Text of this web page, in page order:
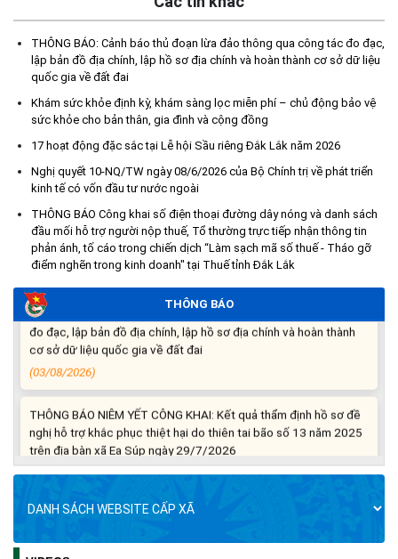
THÔNG BÁO: Cảnh báo thủ đoạn lừa đảo thông qua công tác đo đạc,
lập bản đồ địa chính, lập hồ sơ địa chính và hoàn thành cơ sở dữ liệu
quốc gia về đất đai
Khám sức khỏe định kỳ, khám sàng lọc miễn phí – chủ động bảo vệ
sức khỏe cho bản thân, gia đình và cộng đồng
17 hoạt động đặc sắc tại Lễ hội Sầu riêng Đắk Lắk năm 2026
Nghị quyết 10-NQ/TW ngày 08/6/2026 của Bộ Chính trị về phát triển
kinh tế có vốn đầu tư nước ngoài
THÔNG BÁO Công khai số điện thoại đường dây nóng và danh sách
đầu mối hỗ trợ người nộp thuế, Tổ thường trực tiếp nhận thông tin
phản ánh, tố cáo trong chiến dịch “Làm sạch mã số thuế - Tháo gỡ
điểm nghẽn trong kinh doanh" tại Thuế tỉnh Đắk Lắk
THÔNG BÁO
Kế hoạch Tổ chức lấy mẫu hài cốt liệt sĩ đối với các mộ chưa
xác định được thông tin trong nghĩa trang liệt sĩ trên địa bàn xã
Ea Súp để giám định AND
(06/08/2026)
Thông báo nghiêm cấm sử dụng đất với khu vực Quy hoạch
cấp đất sản xuất cho các hộ nghèo, cận nghèo thiếu đất sản
xuất trên địa bàn xã.
(06/08/2026)
THÔNG BÁO: Cảnh báo thủ đoạn lừa đảo thông qua công tác
đo đạc, lập bản đồ địa chính, lập hồ sơ địa chính và hoàn thành
cơ sở dữ liệu quốc gia về đất đai
(03/08/2026)
THÔNG BÁO NIÊM YẾT CÔNG KHAI: Kết quả thẩm định hồ sơ đề
nghị hỗ trợ khắc phục thiệt hại do thiên tai bão số 13 năm 2025
trên địa bàn xã Ea Súp ngày 29/7/2026
(31/07/2026)
THÔNG BÁO: Về việc tổ chức khám sức khỏe định kỳ, khám